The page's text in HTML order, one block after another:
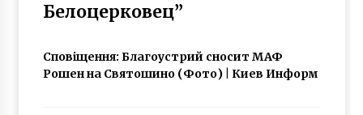
Белоцерковец”
Сповіщення: Благоустрий сносит МАФ
Рошен на Святошино (Фото) | Киев Информ